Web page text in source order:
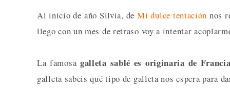
Al inicio de año Silvia, deMi dulce tentación nos
llego con un mes de retraso voy a intentar
La famosa galleta sablé es originaria de
galleta sabeis qué tipo de galleta nos espera para